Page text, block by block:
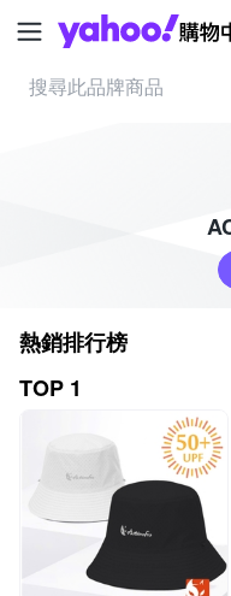
熱銷排行榜
TOP 1